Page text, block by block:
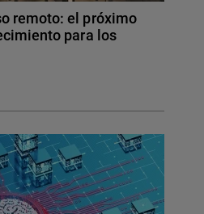
remoto: el próximo
para los